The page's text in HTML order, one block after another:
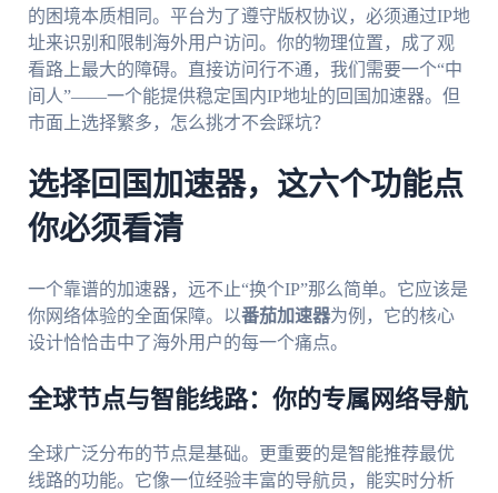
的困境本质相同。平台为了遵守版权协议，必须通过IP地
址来识别和限制海外用户访问。你的物理位置，成了观
看路上最大的障碍。直接访问行不通，我们需要一个“中
间人”——一个能提供稳定国内IP地址的回国加速器。但
市面上选择繁多，怎么挑才不会踩坑？
选择回国加速器，这六个功能点
你必须看清
一个靠谱的加速器，远不止“换个IP”那么简单。它应该是
你网络体验的全面保障。以番茄加速器为例，它的核心
设计恰恰击中了海外用户的每一个痛点。
全球节点与智能线路：你的专属网络导航
全球广泛分布的节点是基础。更重要的是智能推荐最优
线路的功能。它像一位经验丰富的导航员，能实时分析